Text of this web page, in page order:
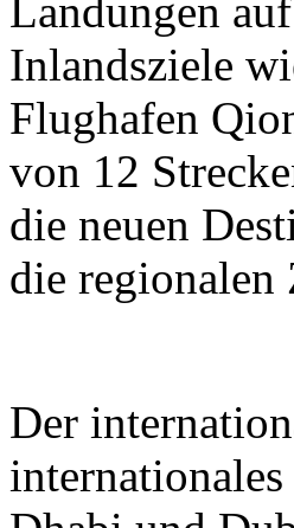
Landungen
Inlandsziele
Flughafen
von 12
die neuen
die regionalen
Der